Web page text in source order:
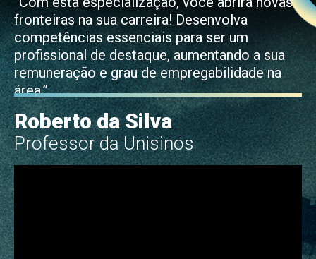
fronteiras na sua carreira! Desenvolva
competências essenciais para ser um
profissional de destaque, aumentando a sua
remuneração e grau de empregabilidade na
área.”
Roberto da Silva
Professor da Unisinos